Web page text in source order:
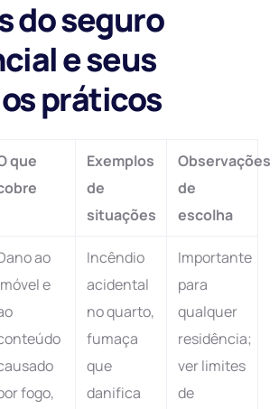
do seguro
e seus
práticos
que
Exemplos
de
situações
Observações
de
escolha
ao
e
fogo,
Incêndio
acidental
no quarto,
fumaça
que
danifica
Importante
para
qualquer
residência;
ver limites
de